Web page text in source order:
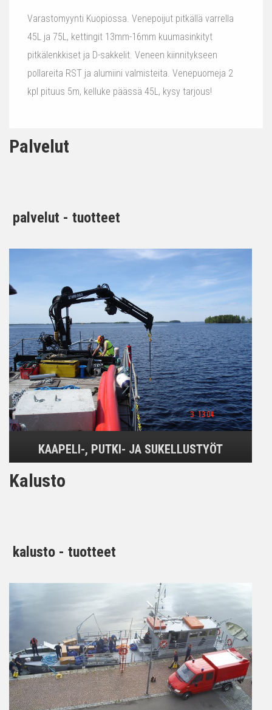
Varastomyynti Kuopiossa. Venepoijut pitkällä varrella
45L ja 75L, kettingit 13mm-16mm kuumasinkityt
pitkälenkkiset ja D-sakkelit. Veneen kiinnitykseen
pollareita RST ja alumiini valmisteita. Venepuomeja 2
kpl pituus 5m, kelluke päässä 45L, kysy tarjous!
Palvelut
palvelut - tuotteet
KAAPELI-, PUTKI- JA SUKELLUSTYÖT
Kalusto
kalusto - tuotteet